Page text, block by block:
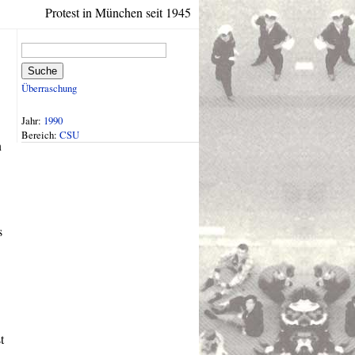
Protest in München seit 1945
Suche
Überraschung
Jahr: 1990
Bereich: CSU